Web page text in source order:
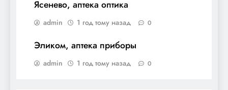
Ясенево, аптека оптика
admin 1 год тому назад 0
Эликом, аптека приборы
admin 1 год тому назад 0